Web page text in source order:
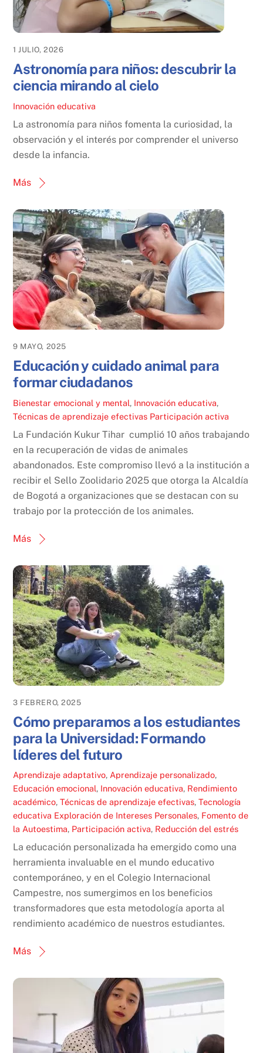
1 JULIO, 2026
Astronomía para niños: descubrir la
ciencia mirando al cielo
Innovación educativa
La astronomía para niños fomenta la curiosidad, la
observación y el interés por comprender el universo
desde la infancia.
Más
9 MAYO, 2025
Educación y cuidado animal para
formar ciudadanos
Bienestar emocional y mental, Innovación educativa,
Técnicas de aprendizaje efectivas Participación activa
La Fundación Kukur Tihar cumplió 10 años trabajando
en la recuperación de vidas de animales
abandonados. Este compromiso llevó a la institución a
recibir el Sello Zoolidario 2025 que otorga la Alcaldía
de Bogotá a organizaciones que se destacan con su
trabajo por la protección de los animales.
Más
3 FEBRERO, 2025
Cómo preparamos a los estudiantes
para la Universidad: Formando
líderes del futuro
Aprendizaje adaptativo, Aprendizaje personalizado,
Educación emocional, Innovación educativa, Rendimiento
académico,Técnicas de aprendizaje efectivas,Tecnología
educativa Exploración de Intereses Personales, Fomento de
la Autoestima, Participación activa, Reducción del estrés
La educación personalizada ha emergido como una
herramienta invaluable en el mundo educativo
contemporáneo, y en el Colegio Internacional
Campestre, nos sumergimos en los beneficios
transformadores que esta metodología aporta al
rendimiento académico de nuestros estudiantes.
Más